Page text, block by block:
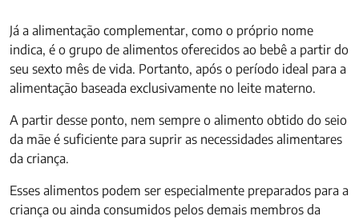
Já a alimentação complementar, como o próprio nome
indica, é o grupo de alimentos oferecidos ao bebê a partir do
seu sexto mês de vida. Portanto, após o período ideal para a
alimentação baseada exclusivamente no leite materno.
A partir desse ponto, nem sempre o alimento obtido do seio
da mãe é suficiente para suprir as necessidades alimentares
da criança.
Esses alimentos podem ser especialmente preparados para a
criança ou ainda consumidos pelos demais membros da